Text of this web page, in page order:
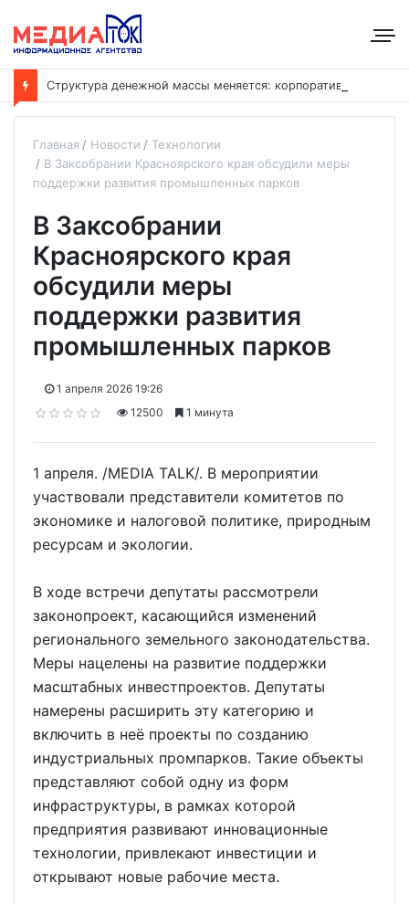
Главная Новости
Технологии
В Заксобрании Красноярского края обсудили меры
поддержки развития промышленных парков
В Заксобрании
Красноярского края
обсудили меры
поддержки развития
промышленных парков
1 апреля 2026 19:26
12500
1 минута
1 апреля. /MEDIA TALK/. В мероприятии
участвовали представители комитетов по
экономике и налоговой политике, природным
ресурсам и экологии.
В ходе встречи депутаты рассмотрели
законопроект, касающийся изменений
регионального земельного законодательства.
Меры нацелены на развитие поддержки
масштабных инвестпроектов. Депутаты
намерены расширить эту категорию и
включить в неё проекты по созданию
индустриальных промпарков. Такие объекты
представляют собой одну из форм
инфраструктуры, в рамках которой
предприятия развивают инновационные
технологии, привлекают инвестиции и
открывают новые рабочие места.